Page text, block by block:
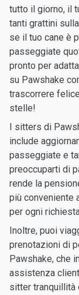
tutto il giorno, il
tanti grattini
se il tuo cane è
passeggiate
pronto per
su Pawshake
trascorrere
stelle!
I sitters di
include
passeggiate e
preoccuparti di
rende la
più conveniente
per ogni
Inoltre, puoi
prenotazioni di
Pawshake, che
assistenza
sitter tranquillità